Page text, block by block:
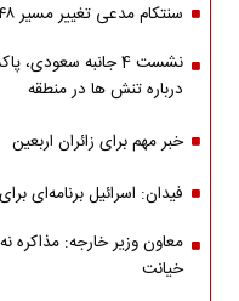
سنتکام مدعی تغییر مسیر ۴۸ کشتی تجاری شد
نشست 4 جانبه
درباره تنش ها در منطقه
خبر مهم برای زائران اربعین
فیدان: اسرائیل برنامه‌ای
معاون وزیر خارجه: مذاکره
خیانت